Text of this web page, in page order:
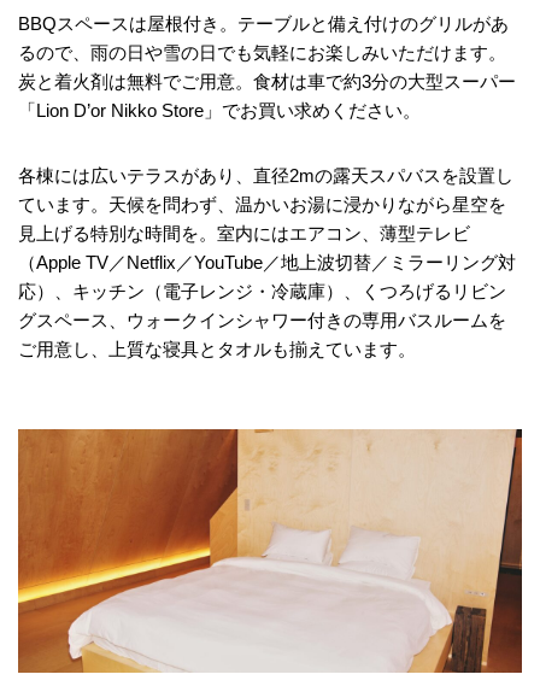
BBQスペースは屋根付き。テーブルと備え付けのグリルがあ
るので、雨の日や雪の日でも気軽にお楽しみいただけます。
炭と着火剤は無料でご用意。食材は車で約3分の大型スーパー
「Lion D’or Nikko Store」でお買い求めください。
各棟には広いテラスがあり、直径2mの露天スパバスを設置し
ています。天候を問わず、温かいお湯に浸かりながら星空を
見上げる特別な時間を。室内にはエアコン、薄型テレビ
（Apple TV／Netflix／YouTube／地上波切替／ミラーリング対
応）、キッチン（電子レンジ・冷蔵庫）、くつろげるリビン
グスペース、ウォークインシャワー付きの専用バスルームを
ご用意し、上質な寝具とタオルも揃えています。